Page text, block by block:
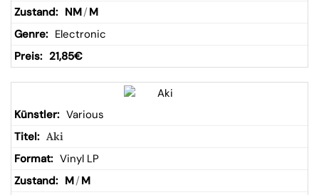
NM/ M
Electronic
21,85€
Various
Aki
Vinyl LP
M/ M